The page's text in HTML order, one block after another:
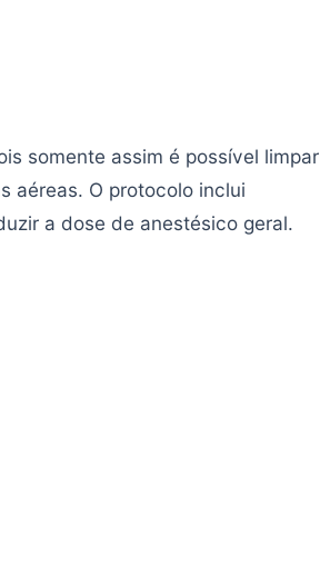
somente assim é possível limpar
aéreas. O protocolo inclui
a dose de anestésico geral.